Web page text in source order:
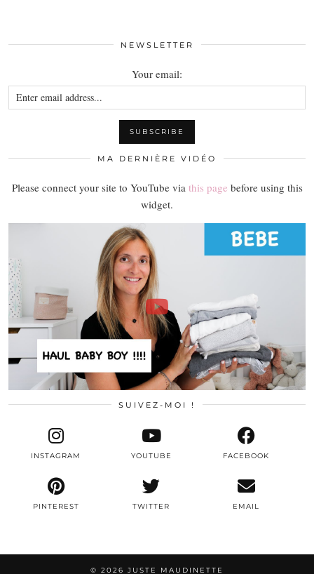
NEWSLETTER
Your email:
MA DERNIÈRE VIDÉO
Please connect your site to YouTube via this page before using this
widget.
SUIVEZ-MOI !
TWITTER
INSTAGRAM FACEBOOK
PINTEREST
YOUTUBE
EMAIL
© 2026 JUSTE MAUDINETTE